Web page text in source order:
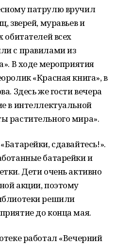
патрулю вручил
зверей, муравьев и
обитателей всех
с правилами из
В ходе мероприятия
«Красная книга», в
Здесь же гости вечера
в интеллектуальной
растительного мира».
сдавайтесь!».
батарейки и
Дети очень активно
акции, поэтому
решили
до конца мая.
работал «Вечерний